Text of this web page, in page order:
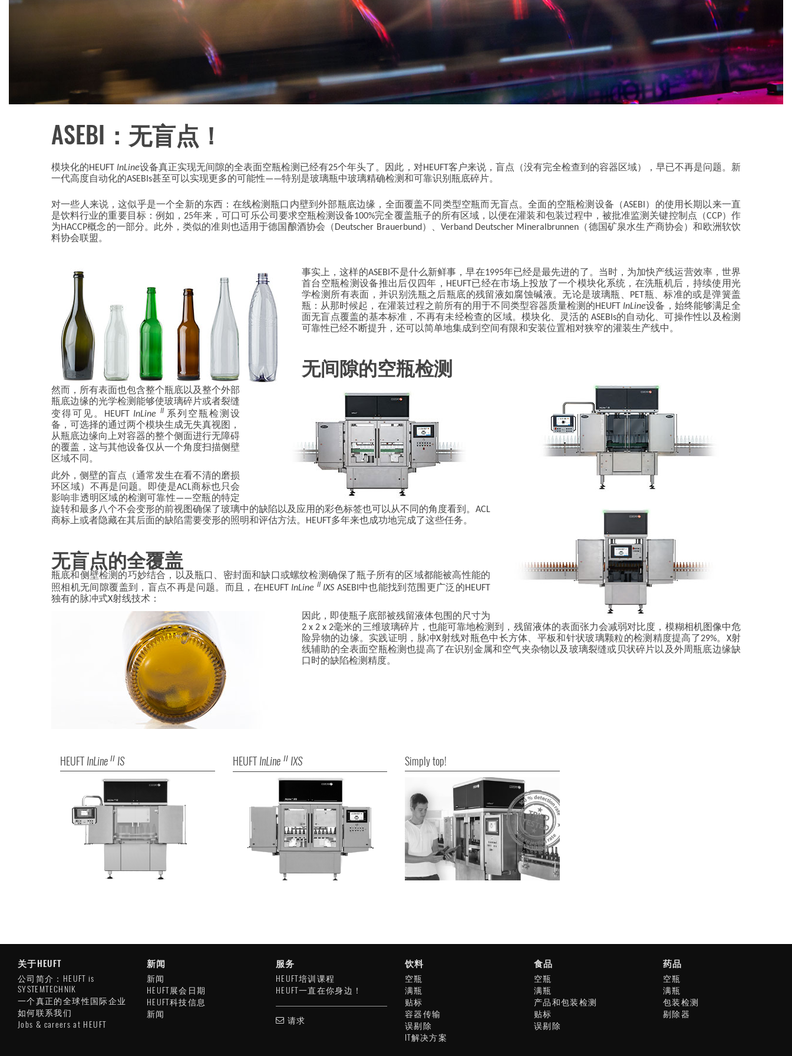
ASEBI：无盲点！
模块化的HEUFT InLine设备真正实现无间隙的全表面空瓶检测已经有25个年头了。因此，对HEUFT客户来说，盲点（没有完全检查到的容器区域），早已不再是问题。新
一代高度自动化的ASEBIs甚至可以实现更多的可能性——特别是玻璃瓶中玻璃精确检测和可靠识别瓶底碎片。
对一些人来说，这似乎是一个全新的东西：在线检测瓶口内壁到外部瓶底边缘，全面覆盖不同类型空瓶而无盲点。全面的空瓶检测设备（ASEBI）的使用长期以来一直
是饮料行业的重要目标：例如，25年来，可口可乐公司要求空瓶检测设备100%完全覆盖瓶子的所有区域，以便在灌装和包装过程中，被批准监测关键控制点（CCP）作
为HACCP概念的一部分。此外，类似的准则也适用于德国酿酒协会（Deutscher Brauerbund）、Verband Deutscher Mineralbrunnen（德国矿泉水生产商协会）和欧洲软饮
料协会联盟。
事实上，这样的ASEBI不是什么新鲜事，早在1995年已经是最先进的了。当时，为加快产线运营效率，世界
首台空瓶检测设备推出后仅四年，HEUFT已经在市场上投放了一个模块化系统，在洗瓶机后，持续使用光
学检测所有表面，并识别洗瓶之后瓶底的残留液如腐蚀碱液。无论是玻璃瓶、PET瓶、标准的或是弹簧盖
瓶：从那时候起，在灌装过程之前所有的用于不同类型容器质量检测的HEUFT InLine设备，始终能够满足全
面无盲点覆盖的基本标准，不再有未经检查的区域。模块化、灵活的 ASEBIs的自动化、可操作性以及检测
可靠性已经不断提升，还可以简单地集成到空间有限和安装位置相对狭窄的灌装生产线中。
无间隙的空瓶检测
然而，所有表面也包含整个瓶底以及整个外部
瓶底边缘的光学检测能够使玻璃碎片或者裂缝
变得可见。HEUFT InLine II 系列空瓶检测设
备，可选择的通过两个模块生成无失真视图，
从瓶底边缘向上对容器的整个侧面进行无障碍
的覆盖，这与其他设备仅从一个角度扫描侧壁
区域不同。
此外，侧壁的盲点（通常发生在看不清的磨损
环区域）不再是问题。即使是ACL商标也只会
影响非透明区域的检测可靠性——空瓶的特定
旋转和最多八个不会变形的前视图确保了玻璃中的缺陷以及应用的彩色标签也可以从不同的角度看到。ACL
商标上或者隐藏在其后面的缺陷需要变形的照明和评估方法。HEUFT多年来也成功地完成了这些任务。
无盲点的全覆盖
瓶底和侧壁检测的巧妙结合，以及瓶口、密封面和缺口或螺纹检测确保了瓶子所有的区域都能被高性能的
照相机无间隙覆盖到，盲点不再是问题。而且，在HEUFT InLine II IXS ASEBI中也能找到范围更广泛的HEUFT
独有的脉冲式X射线技术：
因此，即使瓶子底部被残留液体包围的尺寸为
2 x 2 x 2毫米的三维玻璃碎片，也能可靠地检测到，残留液体的表面张力会减弱对比度，模糊相机图像中危
险异物的边缘。实践证明，脉冲X射线对瓶色中长方体、平板和针状玻璃颗粒的检测精度提高了29%。X射
线辅助的全表面空瓶检测也提高了在识别金属和空气夹杂物以及玻璃裂缝或贝状碎片以及外周瓶底边缘缺
口时的缺陷检测精度。
HEUFT InLine II IS HEUFT InLine II IXS Simply top!
关于HEUFT
公司简介：HEUFT is
SYSTEMTECHNIK
一个真正的全球性国际企业
如何联系我们
Jobs & careers at HEUFT
新闻
新闻
HEUFT展会日期
HEUFT科技信息
新闻
服务
HEUFT培训课程
HEUFT一直在你身边！
请求
饮料
空瓶
满瓶
贴标
容器传输
误剔除
IT解决方案
食品
空瓶
满瓶
产品和包装检测
贴标
误剔除
药品
空瓶
满瓶
包装检测
剔除器